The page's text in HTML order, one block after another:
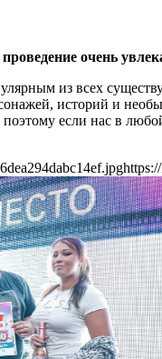
очень
из всех
историй и
если нас в